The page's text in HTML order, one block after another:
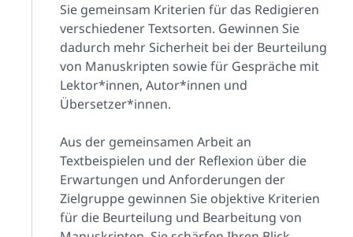
Sie gemeinsam Kriterien für das Redigieren
verschiedener Textsorten. Gewinnen Sie
dadurch mehr Sicherheit bei der Beurteilung
von Manuskripten sowie für Gespräche mit
Lektor*innen, Autor*innen und
Übersetzer*innen.
Aus der gemeinsamen Arbeit an
Textbeispielen und der Reflexion über die
Erwartungen und Anforderungen der
Zielgruppe gewinnen Sie objektive Kriterien
für die Beurteilung und Bearbeitung von